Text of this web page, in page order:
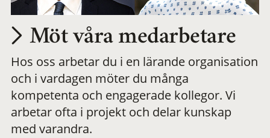
Möt våra medarbetare
Hos oss arbetar du i en lärande organisation
och i vardagen möter du många
kompetenta och engagerade kollegor. Vi
arbetar ofta i projekt och delar kunskap
med varandra.